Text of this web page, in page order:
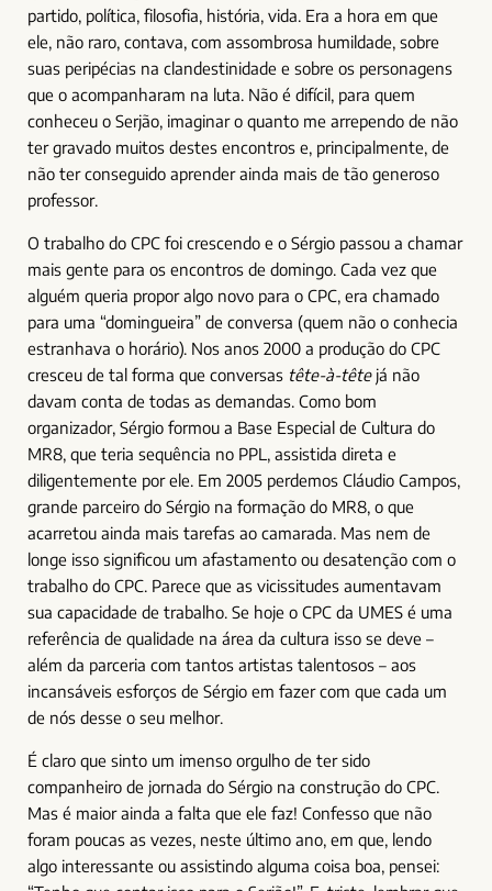
partido, política, filosofia, história, vida. Era a hora em que
ele, não raro, contava, com assombrosa humildade, sobre
suas peripécias na clandestinidade e sobre os personagens
que o acompanharam na luta. Não é difícil, para quem
conheceu o Serjão, imaginar o quanto me arrependo de não
ter gravado muitos destes encontros e, principalmente, de
não ter conseguido aprender ainda mais de tão generoso
professor.
O trabalho do CPC foi crescendo e o Sérgio passou a chamar
mais gente para os encontros de domingo. Cada vez que
alguém queria propor algo novo para o CPC, era chamado
para uma “domingueira” de conversa (quem não o conhecia
estranhava o horário). Nos anos 2000 a produção do CPC
cresceu de tal forma que conversas tête-à-têtejá não
davam conta de todas as demandas. Como bom
organizador, Sérgio formou a Base Especial de Cultura do
MR8, que teria sequência no PPL, assistida direta e
diligentemente por ele. Em 2005 perdemos Cláudio Campos,
grande parceiro do Sérgio na formação do MR8, o que
acarretou ainda mais tarefas ao camarada. Mas nem de
longe isso significou um afastamento ou desatenção com o
trabalho do CPC. Parece que as vicissitudes aumentavam
sua capacidade de trabalho. Se hoje o CPC da UMES é uma
referência de qualidade na área da cultura isso se deve –
além da parceria com tantos artistas talentosos – aos
incansáveis esforços de Sérgio em fazer com que cada um
de nós desse o seu melhor.
É claro que sinto um imenso orgulho de ter sido
companheiro de jornada do Sérgio na construção do CPC.
Mas é maior ainda a falta que ele faz! Confesso que não
foram poucas as vezes, neste último ano, em que, lendo
algo interessante ou assistindo alguma coisa boa, pensei: